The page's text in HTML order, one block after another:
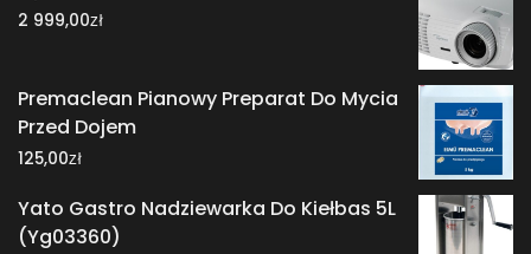
2 999,00zł
Premaclean Pianowy Preparat Do Mycia
Przed Dojem
125,00zł
Yato Gastro Nadziewarka Do Kiełbas 5L
(Yg03360)